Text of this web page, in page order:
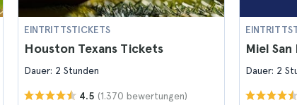
EINTRITTSTICKETS
Houston Texans Tickets
Dauer: 2 Stunden
4.5 (1.370 bewertungen)
Miel
Dauer: 2